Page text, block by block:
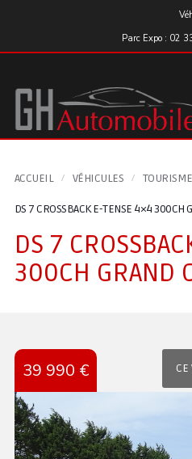
Parc Expo : 02
ACCUEIL VÉHICULES TOURISME
DS 7 CROSSBACK E-TENSE 4×4 300CH
DS 7
300CH GRAND
39 990 €
Panneau de gestion des cookies